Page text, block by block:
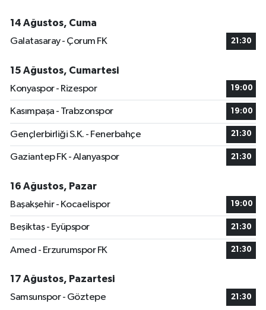
14 Ağustos, Cuma
Galatasaray - Çorum FK
21:30
15 Ağustos, Cumartesi
Konyaspor - Rizespor
19:00
Kasımpaşa - Trabzonspor 19:00
Gençlerbirliği S.K. - Fenerbahçe 21:30
Gaziantep FK - Alanyaspor 21:30
16 Ağustos, Pazar
Başakşehir - Kocaelispor
19:00
Beşiktaş - Eyüpspor 21:30
Amed - Erzurumspor FK 21:30
17 Ağustos, Pazartesi
Samsunspor - Göztepe
21:30